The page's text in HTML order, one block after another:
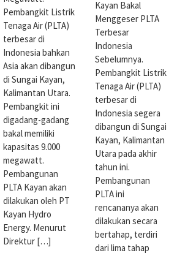
Pembangkit Listrik
Tenaga Air (PLTA)
terbesar di
Indonesia bahkan
Asia akan dibangun
di Sungai Kayan,
Kalimantan Utara.
Pembangkit ini
digadang-gadang
bakal memiliki
kapasitas 9.000
megawatt.
Pembangunan
PLTA Kayan akan
dilakukan oleh PT
Kayan Hydro
Energy. Menurut
Direktur […]
Kayan Bakal
Menggeser PLTA
Terbesar
Indonesia
Sebelumnya.
Pembangkit Listrik
Tenaga Air (PLTA)
terbesar di
Indonesia segera
dibangun di Sungai
Kayan, Kalimantan
Utara pada akhir
tahun ini.
Pembangunan
PLTA ini
rencananya akan
dilakukan secara
bertahap, terdiri
dari lima tahap